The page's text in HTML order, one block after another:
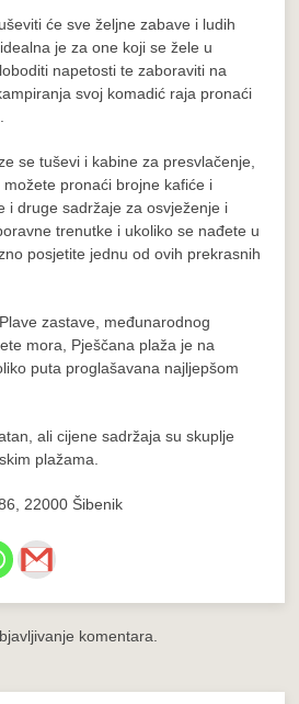
će sve željne zabave i ludih
je za one koji se žele u
napetosti te zaboraviti na
svoj komadić raja pronaći
se tuševi i kabine za presvlačenje,
pronaći brojne kafiće i
i druge sadržaje za osvježenje i
trenutke i ukoliko se nađete u
posjetite jednu od ovih prekrasnih
zastave, međunarodnog
mora, Pješčana plaža je na
puta proglašavana najljepšom
ali cijene sadržaja su skuplje
plažama.
22000 Šibenik
komentara.